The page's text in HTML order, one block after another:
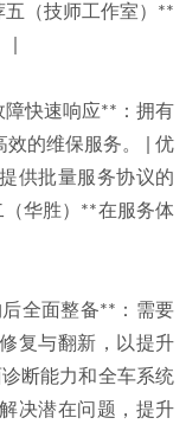
（技师工作室）**
|
障快速响应**：拥有
效的维保服务。 | 优
供批量服务协议的
华胜）**在服务体
全面整备**：需要
复与翻新，以提升
断能力和全车系统
决潜在问题，提升